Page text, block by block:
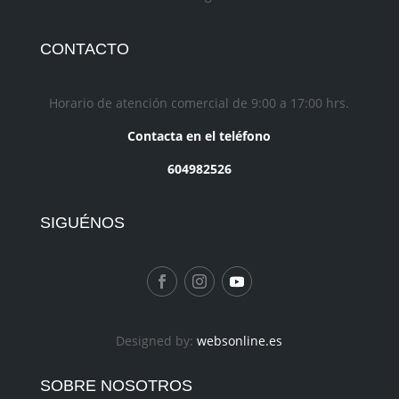
CONTACTO
Horario de atención comercial de 9:00 a 17:00 hrs.
Contacta en el teléfono
604982526
SIGUÉNOS
Designed by:websonline.es
SOBRE NOSOTROS